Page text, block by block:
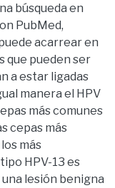
búsqueda en
PubMed,
acarrear en
que pueden ser
a estar ligadas
manera el HPV
más comunes
cepas más
más
HPV-13 es
lesión benigna